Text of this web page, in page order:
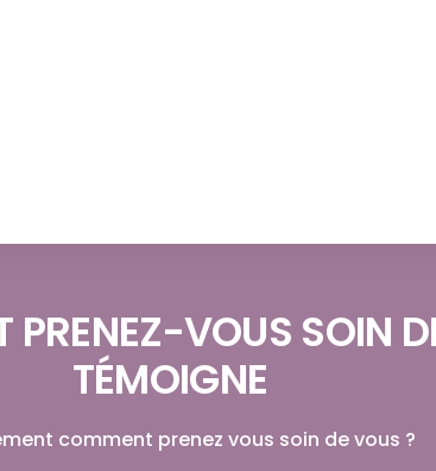
PRENEZ-VOUS SOIN
TÉMOIGNE
comment prenez vous soin de vous ?